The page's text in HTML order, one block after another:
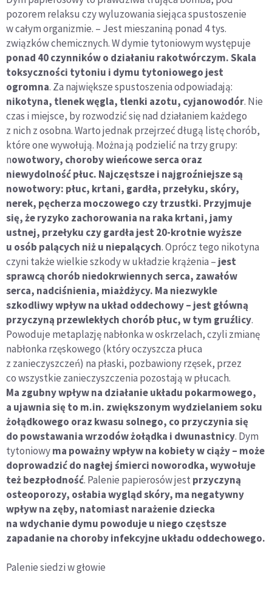
pozorem relaksu czy wyluzowania siejąca spustoszenie
w całym organizmie. – Jest mieszaniną ponad 4 tys.
związków chemicznych. W dymie tytoniowym występuje
ponad 40 czynników o działaniu rakotwórczym. Skala
toksyczności tytoniu i dymu tytoniowego jest
ogromna. Za największe spustoszenia odpowiadają:
nikotyna, tlenek węgla, tlenki azotu, cyjanowodór. Nie
czas i miejsce, by rozwodzić się nad działaniem każdego
z nich z osobna. Warto jednak przejrzeć długą listę chorób,
które one wywołują. Można ją podzielić na trzy grupy:
nowotwory, choroby wieńcowe serca oraz
niewydolność płuc. Najczęstsze i najgroźniejsze są
nowotwory: płuc, krtani, gardła, przełyku, skóry,
nerek, pęcherza moczowego czy trzustki. Przyjmuje
się, że ryzyko zachorowania na raka krtani, jamy
ustnej, przełyku czy gardła jest 20-krotnie wyższe
u osób palących niż u niepalących. Oprócz tego nikotyna
czyni także wielkie szkody w układzie krążenia – jest
sprawcą chorób niedokrwiennych serca, zawałów
serca, nadciśnienia, miażdżycy. Ma niezwykle
szkodliwy wpływ na układ oddechowy – jest główną
przyczyną przewlekłych chorób płuc, w tym gruźlicy.
Powoduje metaplazję nabłonka w oskrzelach, czyli zmianę
nabłonka rzęskowego (który oczyszcza płuca
z zanieczyszczeń) na płaski, pozbawiony rzęsek, przez
co wszystkie zanieczyszczenia pozostają w płucach.
Ma zgubny wpływ na działanie układu pokarmowego,
a ujawnia się to m.in. zwiększonym wydzielaniem soku
żołądkowego oraz kwasu solnego, co przyczynia się
do powstawania wrzodów żołądka i dwunastnicy. Dym
tytoniowyma poważny wpływ na kobiety w ciąży – może
doprowadzić do nagłej śmierci noworodka, wywołuje
też bezpłodność. Palenie papierosów jest przyczyną
osteoporozy, osłabia wygląd skóry, ma negatywny
wpływ na zęby, natomiast narażenie dziecka
na wdychanie dymu powoduje u niego częstsze
zapadanie na choroby infekcyjne układu oddechowego.
Palenie siedzi w głowie